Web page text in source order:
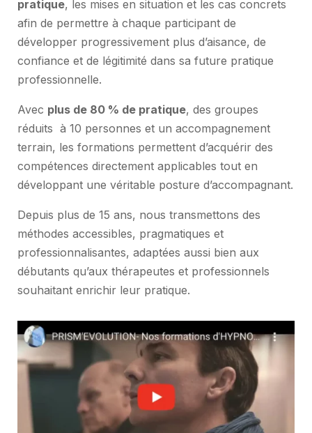
pratique, les mises en situation et les cas concrets
afin de permettre à chaque participant de
développer progressivement plus d’aisance, de
confiance et de légitimité dans sa future pratique
professionnelle.
Avec plus de 80 % de pratique, des groupes
réduits à 10 personnes et un accompagnement
terrain, les formations permettent d’acquérir des
compétences directement applicables tout en
développant une véritable posture d’accompagnant.
Depuis plus de 15 ans, nous transmettons des
méthodes accessibles, pragmatiques et
professionnalisantes, adaptées aussi bien aux
débutants qu’aux thérapeutes et professionnels
souhaitant enrichir leur pratique.